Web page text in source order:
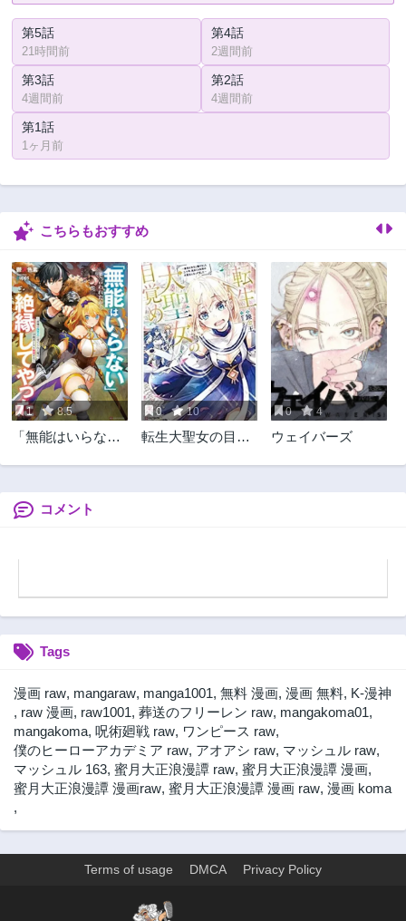
第5話
21時間前
第4話
2週間前
第3話
4週間前
第2話
4週間前
第1話
1ヶ月前
こちらもおすすめ
1 8.5
「無能はいらな
た ～最強の四天
王に育てられた俺
0 10
転生大聖女の目覚
年、起きたら伝説
0 4
ウェイバーズ
コメント
Tags
漫画 raw, mangaraw, manga1001, 無料 漫画, 漫画 無料, K-漫神
, raw 漫画, raw1001, 葬送のフリーレン raw, mangakoma01,
mangakoma, 呪術廻戦 raw, ワンピース raw,
僕のヒーローアカデミア raw, アオアシ raw, マッシュル raw,
マッシュル 163, 蜜月大正浪漫譚 raw, 蜜月大正浪漫譚 漫画,
蜜月大正浪漫譚 漫画raw, 蜜月大正浪漫譚 漫画 raw, 漫画 koma
,
Terms of usage DMCA Privacy Policy